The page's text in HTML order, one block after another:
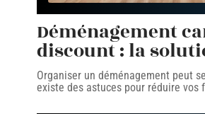
Déménagement
discount : la
Organiser un déménagement peut
existe des astuces pour réduire vos